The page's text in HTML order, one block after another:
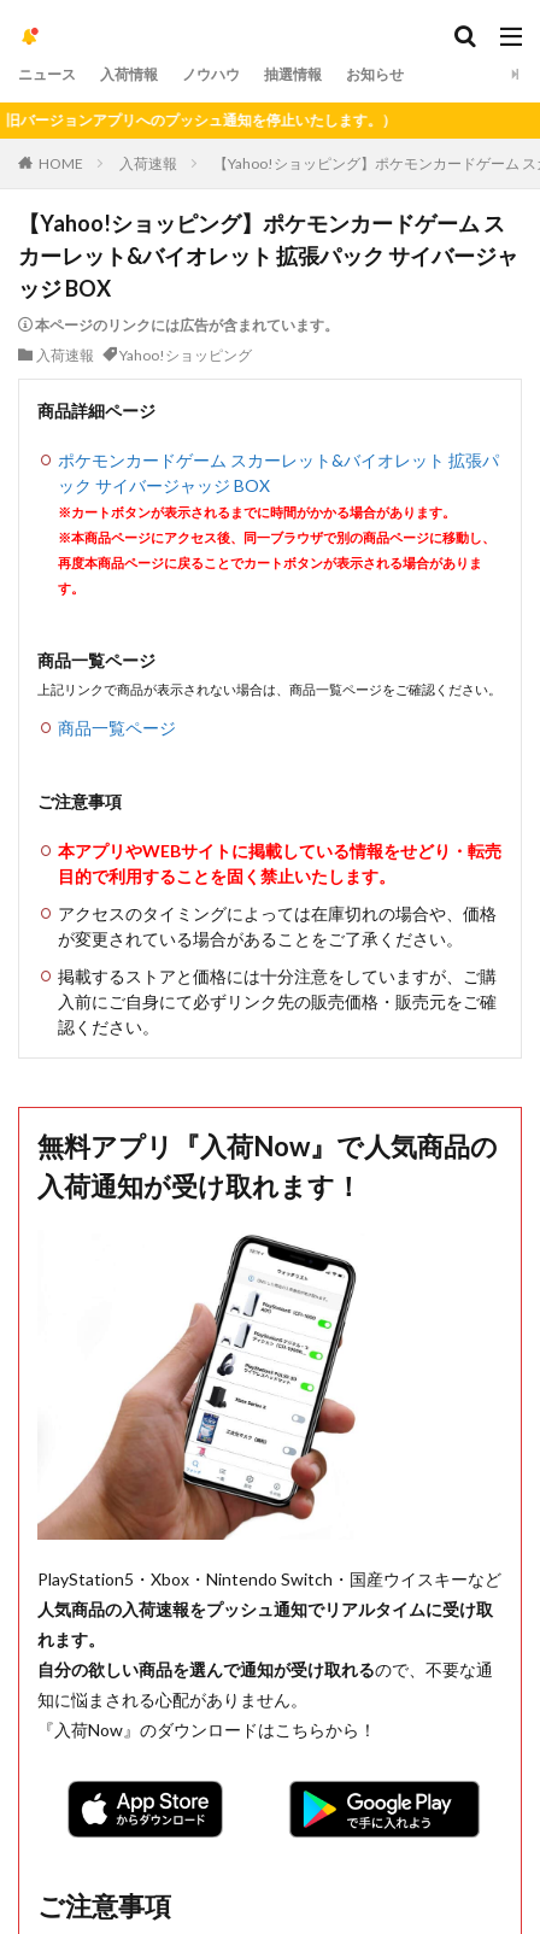
ニュース 入荷情報 ノウハウ 抽選情報 お知らせ
ョンアプリへのプッシュ通知を停止いたします。）
HOME 入荷速報 【Yahoo!ショッピング】ポケモンカードゲーム
【Yahoo!ショッピング】ポケモンカードゲーム ス
カーレット&バイオレット 拡張パック サイバージャ
ッジ BOX
本ページのリンクには広告が含まれています。
入荷速報
Yahoo!ショッピング
商品詳細ページ
ポケモンカードゲーム スカーレット&バイオレット 拡張パ
ック サイバージャッジ BOX
※カートボタンが表示されるまでに時間がかかる場合があります。
※本商品ページにアクセス後、同一ブラウザで別の商品ページに移動し、
再度本商品ページに戻ることでカートボタンが表示される場合がありま
す。
商品一覧ページ
上記リンクで商品が表示されない場合は、商品一覧ページをご確認ください。
商品一覧ページ
ご注意事項
本アプリやWEBサイトに掲載している情報をせどり・転売
目的で利用することを固く禁止いたします。
アクセスのタイミングによっては在庫切れの場合や、価格
が変更されている場合があることをご了承ください。
掲載するストアと価格には十分注意をしていますが、ご購
入前にご自身にて必ずリンク先の販売価格・販売元をご確
認ください。
無料アプリ『入荷Now』で人気商品の
入荷通知が受け取れます！
PlayStation5・Xbox・Nintendo Switch・国産ウイスキーなど
人気商品の入荷速報をプッシュ通知でリアルタイムに受け取
れます。
自分の欲しい商品を選んで通知が受け取れるので、不要な通
知に悩まされる心配がありません。
『入荷Now』のダウンロードはこちらから！
ご注意事項